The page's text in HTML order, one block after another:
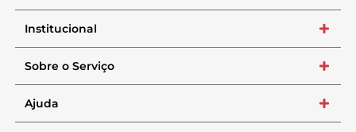
Institucional +
Sobre o Serviço +
Ajuda +